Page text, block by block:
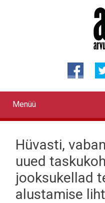
Primary
links
Menüü
Hüvasti,
uued
jooksukellad
alustamise